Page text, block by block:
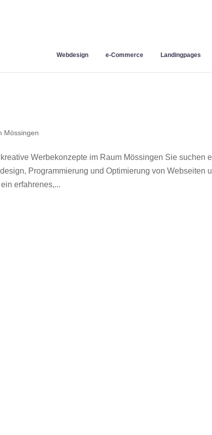
Webdesign e-Commerce Landingpages
Mössingen
Werbekonzepte im Raum Mössingen Sie suchen
Programmierung und Optimierung von Webseiten
erfahrenes,...